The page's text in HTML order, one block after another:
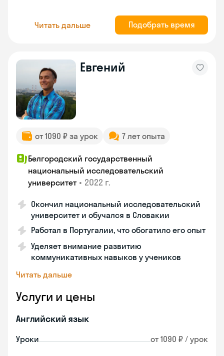
Читать дальше Подобрать время
Евгений
от 1090 ₽ за урок 7 лет опыта
Белгородский государственный
национальный исследовательский
университет • 2022 г.
Окончил национальный исследовательский
университет и обучался в Словакии
Работал в Португалии, что обогатило его опыт
Уделяет внимание развитию
коммуникативных навыков у учеников
Читать дальше
Услуги и цены
Английский язык
Уроки от 1090 ₽ / урок